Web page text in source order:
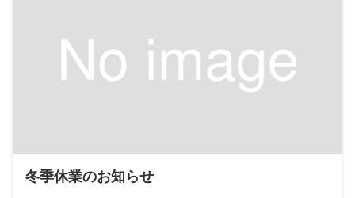
冬季休業のお知らせ